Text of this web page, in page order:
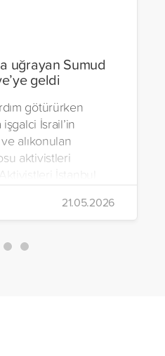
uğrayan Sumud
geldi
götürürken
İsrail’in
ve alıkonulan
aktivistleri
İstanbul
kişi karşıladı.
21.05.2026